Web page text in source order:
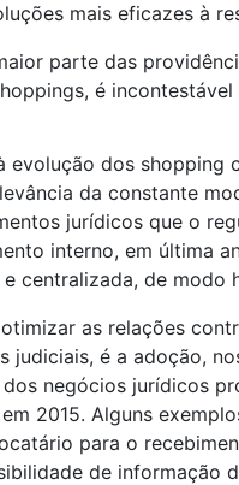
mais eficazes à
parte das
é
evolução dos shopping
da constante
jurídicos que o
interno, em última
centralizada, de modo
as relações
judiciais, é a adoção,
negócios jurídicos
2015. Alguns
para o
de informação